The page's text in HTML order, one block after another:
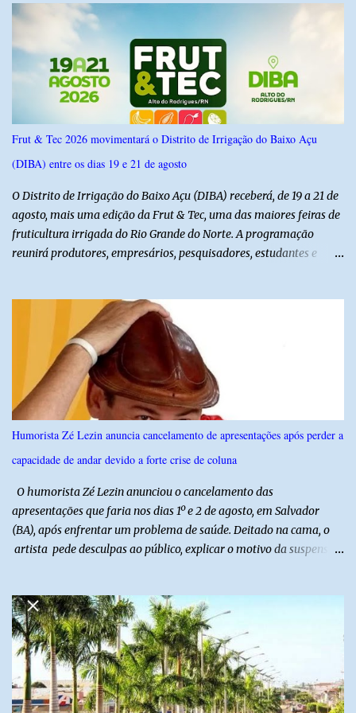
do Norte entre os dias 18 e 22 de junho de 2026. O levantamento
possui margem de erro de 2,5 pontos percentuais e nível de
confiança de 95%. Registro no TSE: RN-09520/2026
Frut & Tec 2026 movimentará o Distrito de Irrigação do Baixo Açu
(DIBA) entre os dias 19 e 21 de agosto
O Distrito de Irrigação do Baixo Açu (DIBA) receberá, de 19 a 21 de
agosto, mais uma edição da Frut & Tec, uma das maiores feiras de
fruticultura irrigada do Rio Grande do Norte. A programação
reunirá produtores, empresários, pesquisadores, estudantes e
instituições e tecnologias voltadas ao setor. Além das atividades
técnicas, a feira contará com programação cultural. No dia 20 de
agosto, o público poderá prestigiar o show de humor com Mução,
seguido de apresentação musical de Vê Barreto. A Frut & Tec
reforça a importância do Distrito de Irrigação do Baixo Açu como
referência na fruticultura irrigada, promovendo conhecimento,
inovação e oportunidades para o desenvolvimento do agronegócio
potiguar. @associacaodiba
Humorista Zé Lezin anuncia cancelamento de apresentações após perder a
capacidade de andar devido a forte crise de coluna
O humorista Zé Lezin anunciou o cancelamento das
apresentações que faria nos dias 1º e 2 de agosto, em Salvador
(BA), após enfrentar um problema de saúde. Deitado na cama, o
artista pede desculpas ao público, explicar o motivo da suspensão
impossível viajar e subir ao palco. O comediante contou que
precisou ser levado a um hospital depois de perder a capacidade
de andar normalmente. “Eu não estou conseguindo nem me
levantar direito da cama. É um processo muito dolorido”, relatou o
humorista. Durante o atendimento médico, o humorista foi
diagnosticado com “bico de papagaio” na região da coluna. De